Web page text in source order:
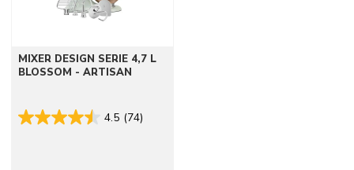
MIXER DESIGN SERIE 4,7 L
BLOSSOM - ARTISAN
4.5 (74)